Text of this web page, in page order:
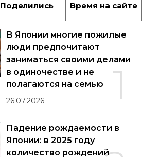
Поделились Время на сайте
1
В Японии многие пожилые
люди предпочитают
заниматься своими делами
в одиночестве и не
полагаются на семью
26.07.2026
Падение рождаемости в
Японии: в 2025 году
количество рождений